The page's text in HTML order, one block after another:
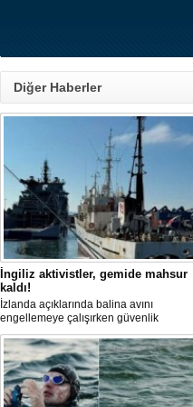
Diğer Haberler
İngiliz aktivistler, gemide mahsur
kaldı!
İzlanda açıklarında balina avını
engellemeye çalışırken güvenlik
güçlerince durdurulan Bandero adlı
protesto gemisindeki 21 çevre aktivisti,
günlerdir gemiden çıkmalarına izin
verilmediğini ve temel haklarının ihlal
edildiğini öne sürdü. Mürettebatta iki
Britanyalı aktivist de bulunuyor.